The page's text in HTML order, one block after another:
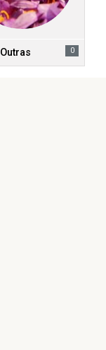
Outras 0